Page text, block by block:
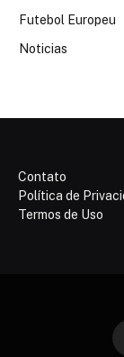
Futebol Europeu
Noticias
Contato
Política de
Termos de Uso